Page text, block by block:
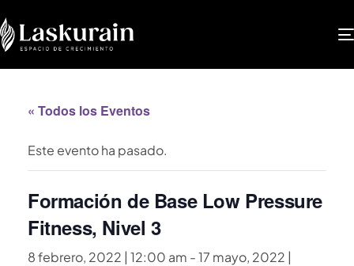
« Todos los Eventos
Este evento ha pasado.
Formación de Base Low Pressure
Fitness, Nivel 3
8 febrero, 2022 | 12:00 am -17 mayo, 2022 |